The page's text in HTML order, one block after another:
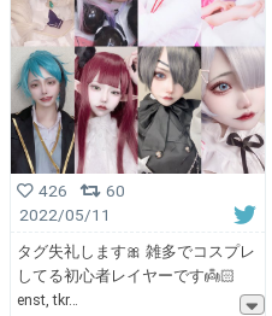
426
60
2022/05/11
タグ失礼します🎀 雑多でコスプレ
してる初心者レイヤーです👼🏻
enst, tkr